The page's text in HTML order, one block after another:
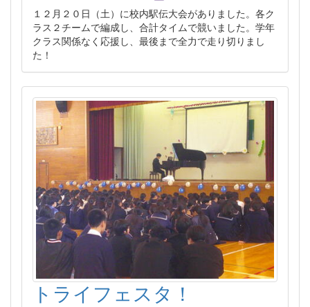
１２月２０日（土）に校内駅伝大会がありました。各ク
ラス２チームで編成し、合計タイムで競いました。学年
クラス関係なく応援し、最後まで全力で走り切りまし
た！
トライフェスタ！